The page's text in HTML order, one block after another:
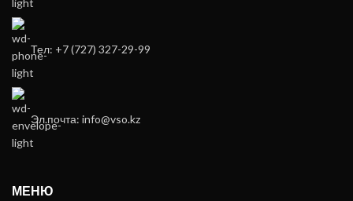
Тел: +7 (727) 327-29-99
Эл.почта: info@vso.kz
МЕНЮ